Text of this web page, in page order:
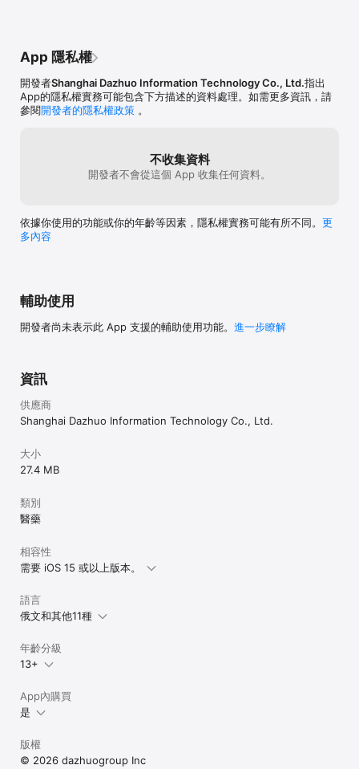
- 您可以在當前訂閱結束 24 小時前關閉自動續訂，否則將自動續訂。
擇的計劃。
- 用戶可以管理訂閱，購買後可以前往用戶賬戶設置關閉自動訂閱。
- 用戶購買訂閱後，任何未使用的免費訂閱時間將會作廢。
http://www.dazhuogroup.com/bloodsugar/privacy_statement_e
免責聲明：
App 隱私權
開發者Shanghai Dazhuo Information Technology Co., Ltd.指出
App的隱私權實務可能包含下方描述的資料處理。如需更多資訊，請
參閱開發者的隱私權政策 。
不收集資料
開發者不會從這個 App 收集任何資料。
依據你使用的功能或你的年齡等因素，隱私權實務可能有所不同。 更
多內容
輔助使用
開發者尚未表示此 App 支援的輔助使用功能。 進一步瞭解
資訊
供應商
Shanghai Dazhuo Information Technology Co., Ltd.
大小
27.4 MB
類別
醫藥
相容性
需要 iOS 15 或以上版本。
語言
俄文和其他11種
年齡分級
13+
App內購買
是
版權
© 2026 dazhuogroup Inc